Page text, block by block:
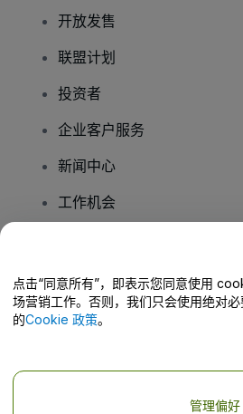
开放发售
联盟计划
投资者
企业客户服务
新闻中心
工作机会
帮助中心 / 联系我们
点击“同意所有”，即表示您同意使用
场营销工作。否则，我们只会使用绝对
的Cookie 政策。
管理偏好